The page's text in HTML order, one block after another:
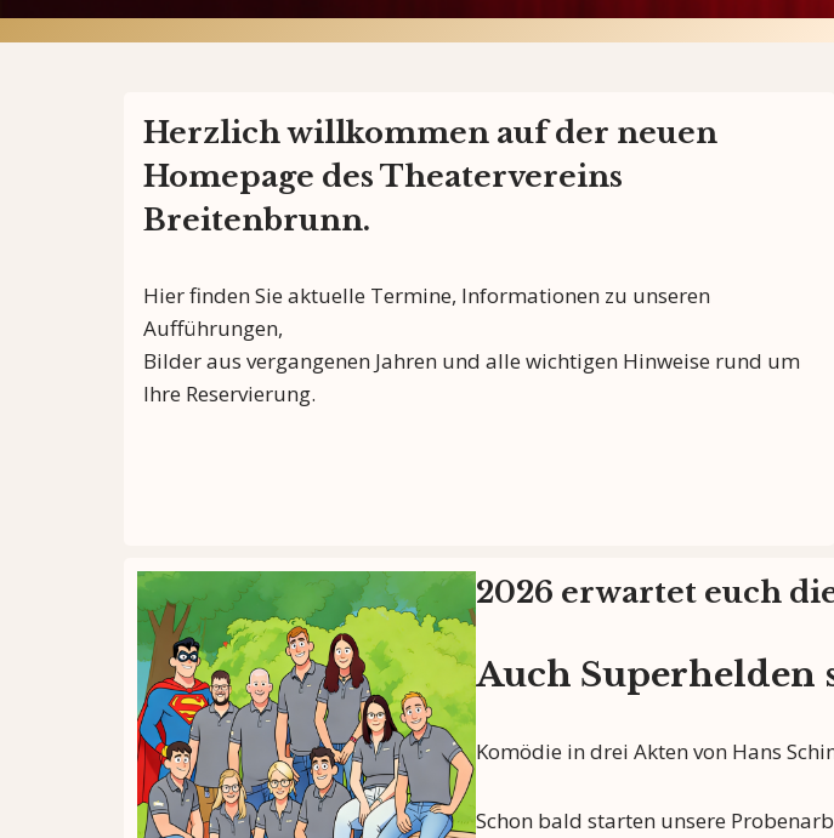
Herzlich willkommen auf der neuen
Homepage des Theatervereins
Breitenbrunn.
Hier finden Sie aktuelle Termine, Informationen zu unseren
Aufführungen,
Bilder aus vergangenen Jahren und alle wichtigen Hinweise rund um
Ihre Reservierung.
2026 erwartet euch
Auch Superhelden
Komödie in drei Akten von Hans
Schon bald starten unsere